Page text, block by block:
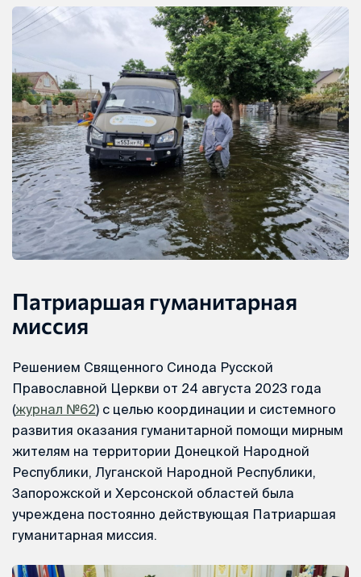
Патриаршая гуманитарная
миссия
Решением Священного Синода Русской
Православной Церкви от 24 августа 2023 года
(журнал №62) с целью координации и системного
развития оказания гуманитарной помощи мирным
жителям на территории Донецкой Народной
Республики, Луганской Народной Республики,
Запорожской и Херсонской областей была
учреждена постоянно действующая Патриаршая
гуманитарная миссия.